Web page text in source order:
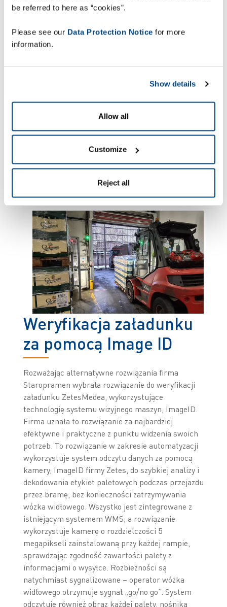
be referred to here as “cookies”.
Please see our Data Protection Notice for more
information.
Show details
Allow all
Customize
Reject all
pojazdów był czasochłonny i wymagał
wyjściowym i ręcznego skanowania przed
załadunkiem do transportu. Operatorzy wózków
obszarze wysyłkowym, gdzie pracują inne wózki
problemu szybko okazało się rozwiązanie do
weryfikacji załadunkuZetesMedea
umożliwia operatorom wózków widłowych
automatycznie sprawdza towary podczas ich
przejazdu przez bramę załadunkową” – mówi
magazynowej w Browarach Staropramen.
Weryfikacja załadunku
za pomocą Image ID
Rozważając alternatywne rozwiązania firma
Staropramen wybrała rozwiązanie do weryfikacji
załadunku ZetesMedea, wykorzystujące
technologię systemu wizyjnego maszyn, ImageID.
Firma uznała to rozwiązanie za najbardziej
efektywne i praktyczne z punktu widzenia swoich
potrzeb. To rozwiązanie w zakresie automatyzacji
wykorzystuje system odczytu danych za pomocą
kamery, ImageID firmy Zetes, do szybkiej analizy i
dekodowania etykiet paletowych podczas przejazdu
przez bramę, bez konieczności zatrzymywania
wózka widłowego. Wszystko jest zintegrowane z
istniejącym systemem WMS, a rozwiązanie
wykorzystuje kamerę o rozdzielczości 5
megapikseli zainstalowaną przy każdej rampie,
sprawdzając zgodność zawartości palety z
informacjami o wysyłce. Rozbieżności są
natychmiast sygnalizowane – operator wózka
widłowego otrzymuje sygnał „go/no go”. System
odczytuje również obraz każdej palety, nośnika